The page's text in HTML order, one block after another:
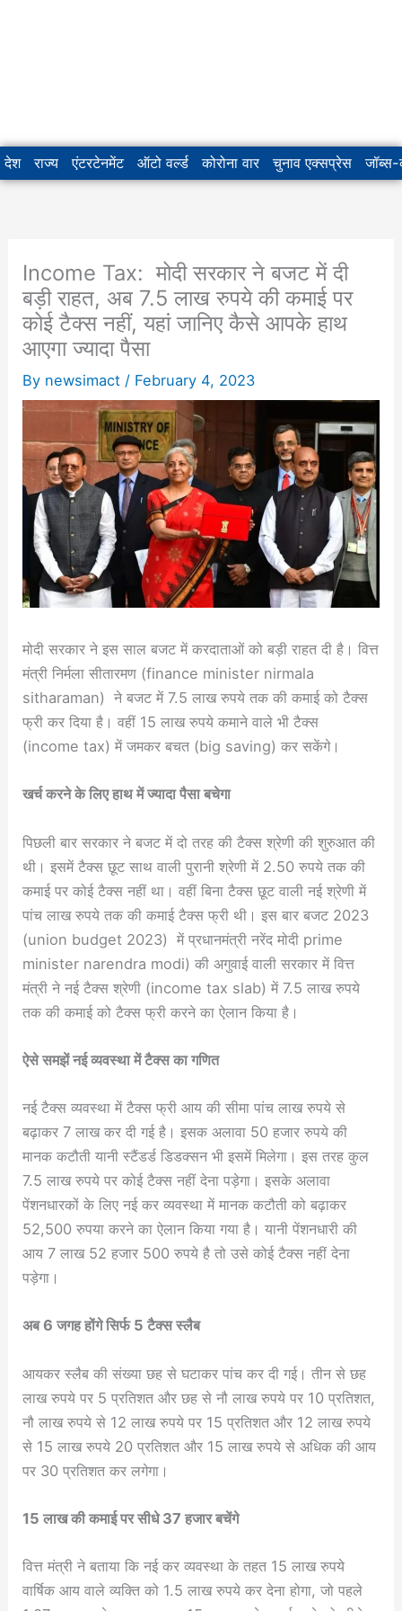
देश राज्य एंटरटेनमेंट ऑटो वर्ल्ड कोरोना वार चुनाव एक्सप्रेस जॉब्स-
Income Tax: मोदी सरकार ने बजट में दी
बड़ी राहत, अब 7.5 लाख रुपये की कमाई पर
कोई टैक्स नहीं, यहां जानिए कैसे आपके हाथ
आएगा ज्यादा पैसा
By newsimact / February 4, 2023
मोदी सरकार ने इस साल बजट में करदाताओं को बड़ी राहत दी है। वित्त
मंत्री निर्मला सीतारमण (finance minister nirmala
sitharaman) ने बजट में 7.5 लाख रुपये तक की कमाई को टैक्स
फ्री कर दिया है। वहीं 15 लाख रुपये कमाने वाले भी टैक्स
(income tax) में जमकर बचत (big saving) कर सकेंगे।
खर्च करने के लिए हाथ में ज्यादा पैसा बचेगा
पिछली बार सरकार ने बजट में दो तरह की टैक्स श्रेणी की शुरुआत की
थी। इसमें टैक्स छूट साथ वाली पुरानी श्रेणी में 2.50 रुपये तक की
कमाई पर कोई टैक्स नहीं था। वहीं बिना टैक्स छूट वाली नई श्रेणी में
पांच लाख रुपये तक की कमाई टैक्स फ्री थी। इस बार बजट 2023
(union budget 2023) में प्रधानमंत्री नरेंद मोदी prime
minister narendra modi) की अगुवाई वाली सरकार में वित्त
मंत्री ने नई टैक्स श्रेणी (income tax slab) में 7.5 लाख रुपये
तक की कमाई को टैक्स फ्री करने का ऐलान किया है।
ऐसे समझें नई व्यवस्था में टैक्स का गणित
नई टैक्स व्यवस्था में टैक्स फ्री आय की सीमा पांच लाख रुपये से
बढ़ाकर 7 लाख कर दी गई है। इसक अलावा 50 हजार रुपये की
मानक कटौती यानी स्टैंडर्ड डिडक्सन भी इसमें मिलेगा। इस तरह कुल
7.5 लाख रुपये पर कोई टैक्स नहीं देना पड़ेगा। इसके अलावा
पेंशनधारकों के लिए नई कर व्यवस्था में मानक कटौती को बढ़ाकर
52,500 रुपया करने का ऐलान किया गया है। यानी पेंशनधारी की
आय 7 लाख 52 हजार 500 रुपये है तो उसे कोई टैक्स नहीं देना
पड़ेगा।
अब 6 जगह होंगे सिर्फ 5 टैक्स स्लैब
आयकर स्लैब की संख्या छह से घटाकर पांच कर दी गई। तीन से छह
लाख रुपये पर 5 प्रतिशत और छह से नौ लाख रुपये पर 10 प्रतिशत,
नौ लाख रुपये से 12 लाख रुपये पर 15 प्रतिशत और 12 लाख रुपये
से 15 लाख रुपये 20 प्रतिशत और 15 लाख रुपये से अधिक की आय
पर 30 प्रतिशत कर लगेगा।
15 लाख की कमाई पर सीधे 37 हजार बचेंगे
वित्त मंत्री ने बताया कि नई कर व्यवस्था के तहत 15 लाख रुपये
वार्षिक आय वाले व्यक्ति को 1.5 लाख रुपये कर देना होगा, जो पहले